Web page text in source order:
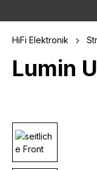
HiFi Elektronik
Lumin
Bildergalerie